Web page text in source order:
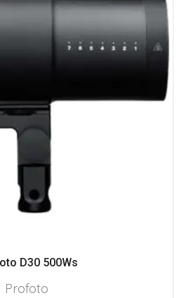
D30 500Ws
Profoto